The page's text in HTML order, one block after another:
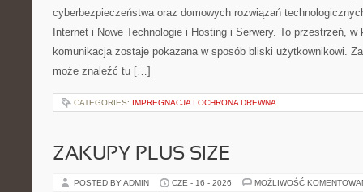
cyberbezpieczeństwa oraz domowych rozwiązań
Internet i Nowe Technologie i Hosting i Serwery. To przestrzeń,
komunikacja zostaje pokazana w sposób bliski użytkownikowi.
może znaleźć tu […]
CATEGORIES: IMPREGNACJA I OCHRONA DREWNA
ZAKUPY PLUS SIZE
POSTED BY ADMIN CZE - 16 - 2026 MOŻLIWOŚĆ